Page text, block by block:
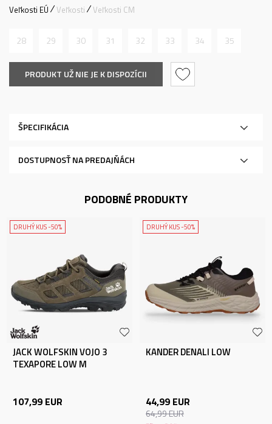
Veľkosti EÚ Veľkosti Veľkosti CM
28 29 30 31 32 33 34 35
PRODUKT UŽ NIE JE K DISPOZÍCII
ŠPECIFIKÁCIA
DOSTUPNOSŤ NA PREDAJŇÁCH
PODOBNÉ PRODUKTY
DRUHÝ KUS -50%
JACK WOLFSKIN VOJO 3
TEXAPORE LOW M
107,99 EUR
DRUHÝ KUS -50%
KANDER DENALI LOW
44,99 EUR
64,99EUR